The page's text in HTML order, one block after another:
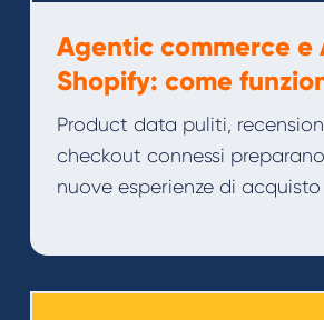
Agentic commerce e
Shopify: come
Product data puliti,
checkout connessi
nuove esperienze di acquisto